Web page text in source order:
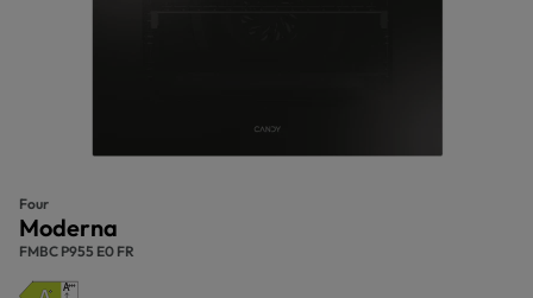
Four
Moderna
FMBC P955 E0 FR